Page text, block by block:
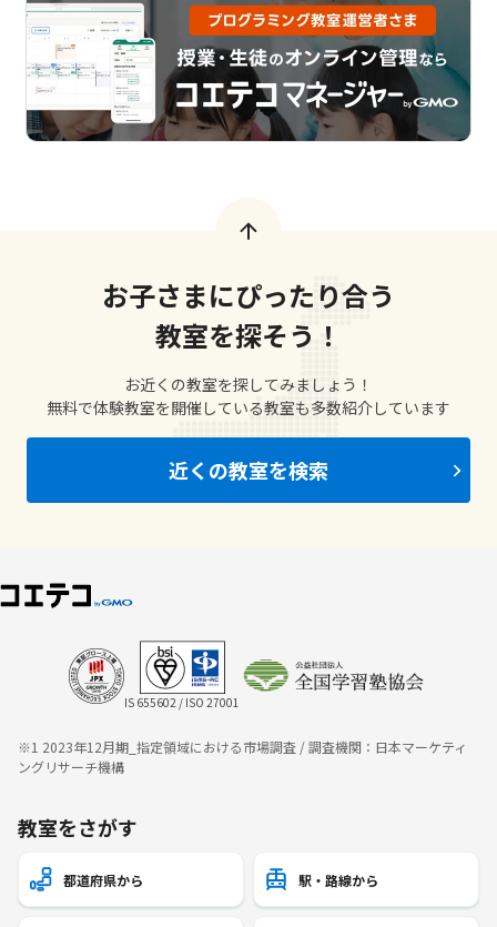
お子さまにぴったり合う
教室を探そう！
お近くの教室を探してみましょう！
無料で体験教室を開催している教室も多数紹介しています
近くの教室を検索
IS 655602 / ISO 27001
※1 2023年12月期_指定領域における市場調査 / 調査機関：日本マーケティ
ングリサーチ機構
教室をさがす
都道府県から 駅・路線から